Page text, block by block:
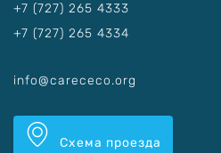
+7 (727) 265 4333
+7 (727) 265 4334
info@carececo.org
Схема проезда